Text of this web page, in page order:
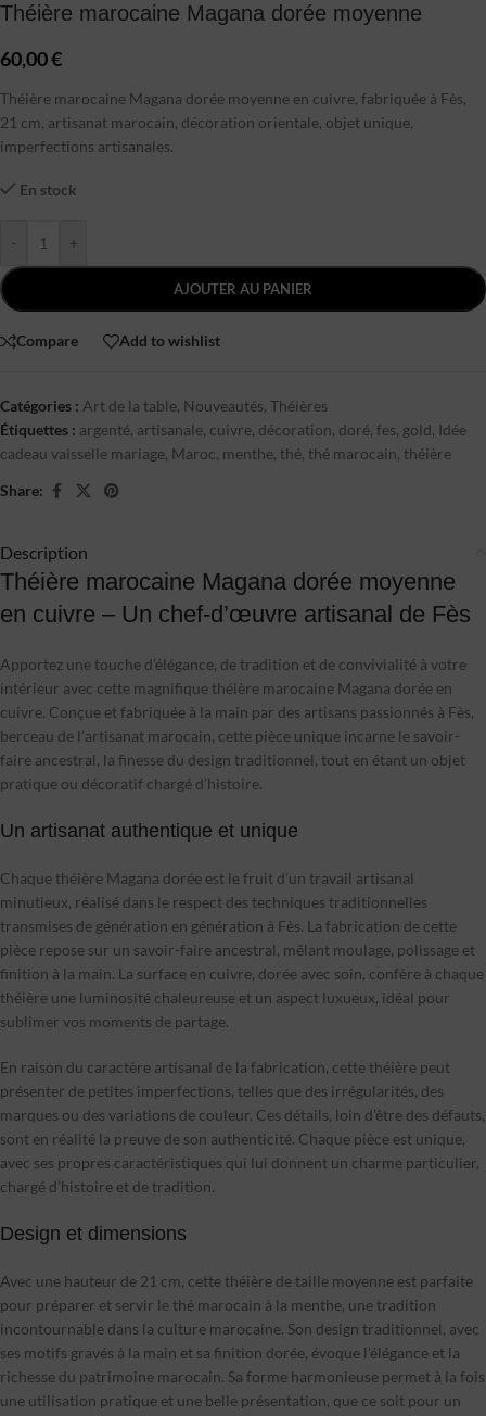
Théière marocaine Magana dorée moyenne
60,00€
Théière marocaine Magana dorée moyenne en cuivre, fabriquée à Fès,
21 cm, artisanat marocain, décoration orientale, objet unique,
imperfections artisanales.
En stock
- +
AJOUTER AU PANIER
Compare Add to wishlist
Catégories : Art de la table, Nouveautés, Théières
Étiquettes : argenté, artisanale, cuivre, décoration, doré, fes, gold, Idée
cadeau vaisselle mariage, Maroc, menthe, thé, thé marocain, théière
Share:
Description
Théière marocaine Magana dorée moyenne
en cuivre – Un chef-d’œuvre artisanal de Fès
Apportez une touche d’élégance, de tradition et de convivialité à votre
intérieur avec cette magnifique théière marocaine Magana dorée en
cuivre. Conçue et fabriquée à la main par des artisans passionnés à Fès,
berceau de l’artisanat marocain, cette pièce unique incarne le savoir-
faire ancestral, la finesse du design traditionnel, tout en étant un objet
pratique ou décoratif chargé d’histoire.
Un artisanat authentique et unique
Chaque théière Magana dorée est le fruit d’un travail artisanal
minutieux, réalisé dans le respect des techniques traditionnelles
transmises de génération en génération à Fès. La fabrication de cette
pièce repose sur un savoir-faire ancestral, mêlant moulage, polissage et
finition à la main. La surface en cuivre, dorée avec soin, confère à chaque
théière une luminosité chaleureuse et un aspect luxueux, idéal pour
sublimer vos moments de partage.
En raison du caractère artisanal de la fabrication, cette théière peut
présenter de petites imperfections, telles que des irrégularités, des
marques ou des variations de couleur. Ces détails, loin d’être des défauts,
sont en réalité la preuve de son authenticité. Chaque pièce est unique,
avec ses propres caractéristiques qui lui donnent un charme particulier,
chargé d’histoire et de tradition.
Design et dimensions
Avec une hauteur de 21 cm, cette théière de taille moyenne est parfaite
pour préparer et servir le thé marocain à la menthe, une tradition
incontournable dans la culture marocaine. Son design traditionnel, avec
ses motifs gravés à la main et sa finition dorée, évoque l’élégance et la
richesse du patrimoine marocain. Sa forme harmonieuse permet à la fois
une utilisation pratique et une belle présentation, que ce soit pour un